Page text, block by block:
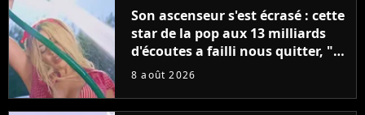
Son ascenseur s'est écrasé : cette
star de la pop aux 13 milliards
d'écoutes a failli nous quitter, "Je
pensais ne plus jamais chanter"
8 août 2026